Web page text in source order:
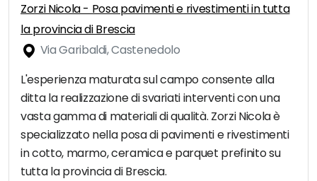
Zorzi Nicola - Posa pavimenti e rivestimenti in tutta
la provincia di Brescia
Via Garibaldi, Castenedolo
L'esperienza maturata sul campo consente alla
ditta la realizzazione di svariati interventi con una
vasta gamma di materiali di qualità. Zorzi Nicola è
specializzato nella posa di pavimenti e rivestimenti
in cotto, marmo, ceramica e parquet prefinito su
tutta la provincia di Brescia.